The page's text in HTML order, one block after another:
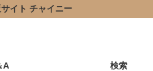
イト チャイニー
A 検索